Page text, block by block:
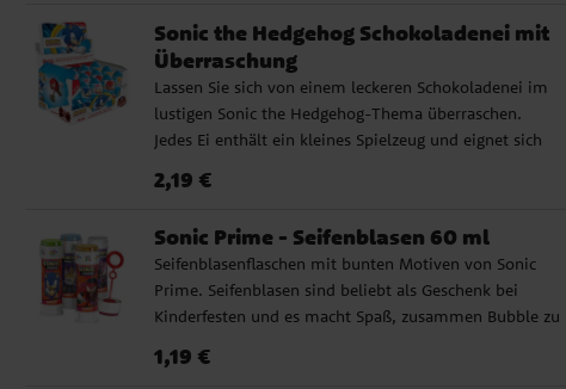
Torten ✔ Gluten- und laktosefrei, ohne Zuckerzusatz ✔
Einfache Anwendung , einfach direkt auf die Torte
legen Zutaten: Kartoffelstärke, Wasser, Olivenöl,
Maltodextrin, Farbstoffe: E102, E122, E133, E151.
Farbstoffe E102 und E122: Kann Aktivität und
Aufmerksamkeit bei Kindern beeinträchtigen.
Nährwertangaben pro 100 g: Energie 1530 kJ / 366 kcal,
Fett 1,1 g, davon gesättigte Fettsäuren 0,2 g,
Kohlenhydrate 88,0 g, davon Zucker 0,0 g, Eiweiß 0,0
g, Salz 0,1 g.
Sonic the Hedgehog Schokoladenei mit
Überraschung
Lassen Sie sich von einem leckeren Schokoladenei im
lustigen Sonic the Hedgehog-Thema überraschen.
Jedes Ei enthält ein kleines Spielzeug und eignet sich
Überraschung bei der Feier. Die Eier werden einzeln
eine spannende Überraschung bleibt. Inhalt: 1
Schokoladenei (ca. 20 g) mit Spielzeug. Zutaten: Zucker,
Kakaobutter, Milchpulver, Kakaomasse, Molkenpulver
(Milch), Emulgator: Sojalecithin, natürliches
Vanillearoma. Kann Spuren von Nüssen enthalten.
Preis :2,19 €
2,19 €
Sonic Prime - Seifenblasen 60 ml
Seifenblasenflaschen mit bunten Motiven von Sonic
Prime. Seifenblasen sind beliebt als Geschenk bei
Kinderfesten und es macht Spaß, zusammen Bubble zu
60 ml.
Preis :1,19 €
1,19 €